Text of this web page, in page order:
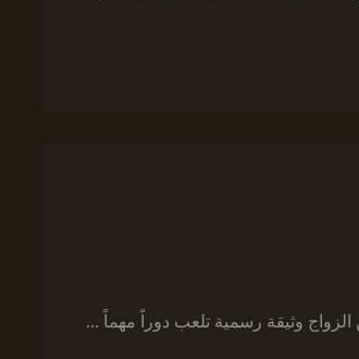
وثيقة رسمية تلعب دوراً مهماً ...